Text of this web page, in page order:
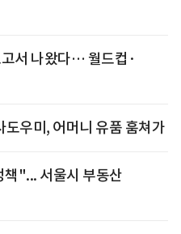
서 나왔다… 월드컵·
우미, 어머니 유품 훔쳐가
"... 서울시 부동산